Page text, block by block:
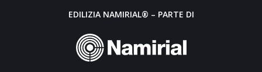
EDILIZIA NAMIRIAL® – PARTE DI